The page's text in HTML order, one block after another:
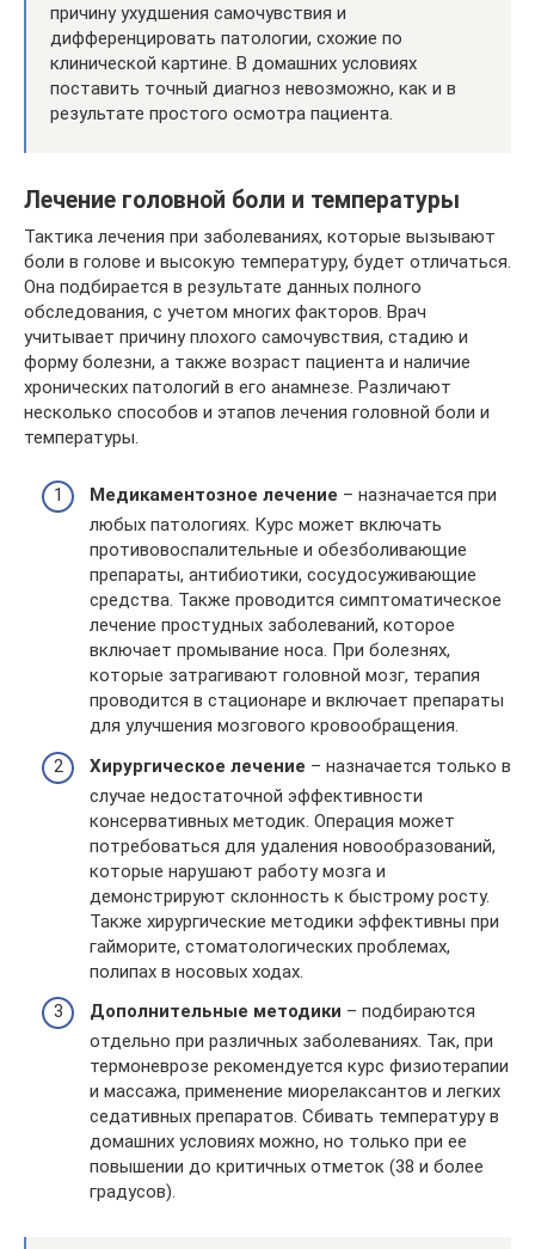
причину ухудшения самочувствия и
дифференцировать патологии, схожие по
клинической картине. В домашних условиях
поставить точный диагноз невозможно, как и в
результате простого осмотра пациента.
Лечение головной боли и температуры
Тактика лечения при заболеваниях, которые вызывают
боли в голове и высокую температуру, будет отличаться.
Она подбирается в результате данных полного
обследования, с учетом многих факторов. Врач
учитывает причину плохого самочувствия, стадию и
форму болезни, а также возраст пациента и наличие
хронических патологий в его анамнезе. Различают
несколько способов и этапов лечения головной боли и
температуры.
Медикаментозное лечение – назначается при
любых патологиях. Курс может включать
противовоспалительные и обезболивающие
препараты, антибиотики, сосудосуживающие
средства. Также проводится симптоматическое
лечение простудных заболеваний, которое
включает промывание носа. При болезнях,
которые затрагивают головной мозг, терапия
проводится в стационаре и включает препараты
для улучшения мозгового кровообращения.
Хирургическое лечение – назначается только в
случае недостаточной эффективности
консервативных методик. Операция может
потребоваться для удаления новообразований,
которые нарушают работу мозга и
демонстрируют склонность к быстрому росту.
Также хирургические методики эффективны при
гайморите, стоматологических проблемах,
полипах в носовых ходах.
Дополнительные методики – подбираются
отдельно при различных заболеваниях. Так, при
термоневрозе рекомендуется курс физиотерапии
и массажа, применение миорелаксантов и легких
седативных препаратов. Сбивать температуру в
домашних условиях можно, но только при ее
повышении до критичных отметок (38 и более
градусов).